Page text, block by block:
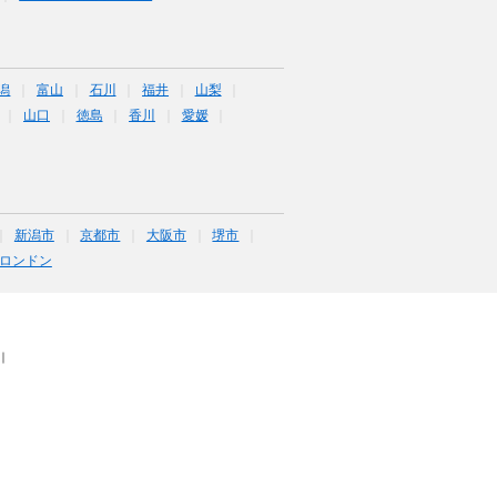
富山 石川 福井
山梨
山口 徳島 香川
愛媛
新潟市 京都市 大阪市
堺市
ロンドン
｜